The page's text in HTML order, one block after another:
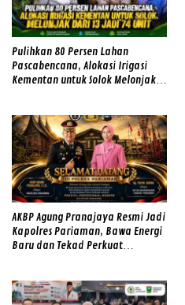
Pulihkan 80 Persen Lahan
Pascabencana, Alokasi Irigasi
Kementan untuk Solok Melonjak
AKBP Agung Pranajaya Resmi Jadi
Kapolres Pariaman, Bawa Energi
Baru dan Tekad Perkuat